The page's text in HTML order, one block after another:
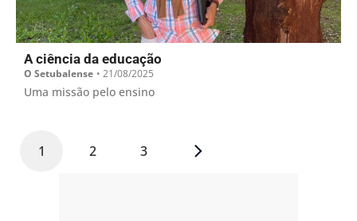
A ciência da educação
O Setubalense • 21/08/2025
Uma missão pelo ensino
1 2 3